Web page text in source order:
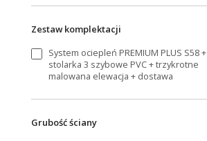
Zestaw komplektacji
System ociepleń PREMIUM PLUS S58 +
stolarka 3 szybowe PVC + trzykrotne
malowana elewacja + dostawa
Grubość ściany